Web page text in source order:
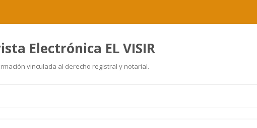
Electrónica EL VISIR
vinculada al derecho registral y notarial.